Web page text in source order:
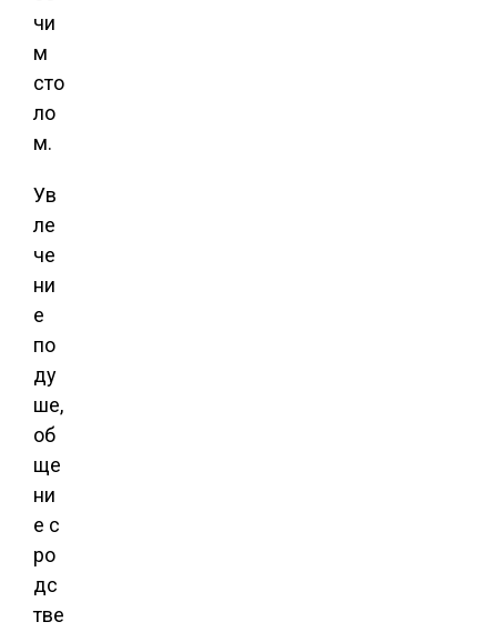
чи
м
сто
ло
м.
Ув
ле
че
ни
е
по
ду
ше,
об
ще
ни
е с
ро
дс
тве